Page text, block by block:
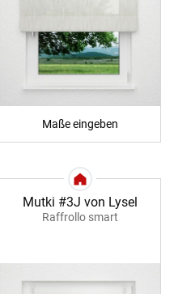
Maße eingeben
Mutki #3J von Lysel
Raffrollo smart